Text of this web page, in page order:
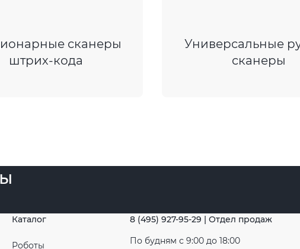
сканеры
штрих-кода
Универсальные
сканеры
Каталог
Роботы
8 (495) 927-95-29 | Отдел продаж
По будням с 9:00 до 18:00